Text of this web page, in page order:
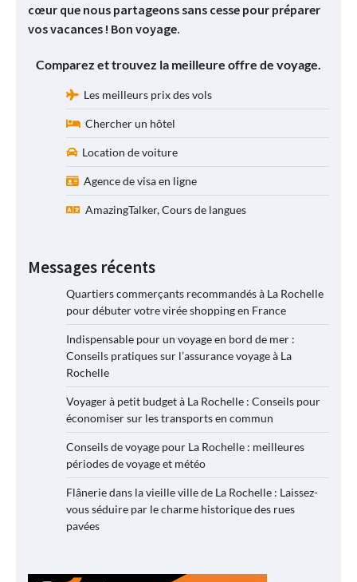
cœur que nous partageons sans cesse pour préparer
vos vacances ! Bon voyage.
Comparez et trouvez la meilleure offre de voyage.
Les meilleurs prix des vols
Chercher un hôtel
Location de voiture
Agence de visa en ligne
AmazingTalker, Cours de langues
Messages récents
Quartiers commerçants recommandés à La Rochelle
pour débuter votre virée shopping en France
Indispensable pour un voyage en bord de mer :
Conseils pratiques sur l’assurance voyage à La
Rochelle
Voyager à petit budget à La Rochelle : Conseils pour
économiser sur les transports en commun
Conseils de voyage pour La Rochelle : meilleures
périodes de voyage et météo
Flânerie dans la vieille ville de La Rochelle : Laissez-
vous séduire par le charme historique des rues
pavées